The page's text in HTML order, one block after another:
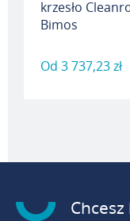
krzesło
Bimos
Od 3 737,23 zł